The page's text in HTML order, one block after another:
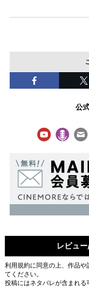
公
レビュ
利用規約に同意の上、作品
てください。
投稿にはネタバレが含まれる